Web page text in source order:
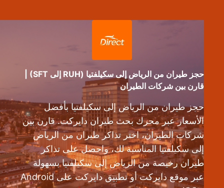
حجز طيران من الرياض إلى سكيلفتيا (RUH إلى SFT) |
قارن بين شركات الطيران
حجز طيران من الرياض إلى سكيلفتيا بأفضل
الأسعار عبر محرك بحث طيران دايركت. قارن بين
شركات الطيران، اختر تذاكر طيران من الرياض
إلى سكيلفتيا المناسبة لك، واحصل على تذاكر
طيران رخيصة من الرياض إلى سكيلفتيا بسهولة
عبر موقع دايركت أو تطبيق دايركت على Android